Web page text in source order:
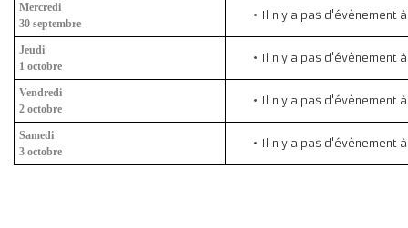
Mercredi
30 septembre
Il n'y a pas d'évènement
Jeudi
1 octobre
Il n'y a pas d'évènement
Vendredi
2 octobre
Il n'y a pas d'évènement
Samedi
3 octobre
Il n'y a pas d'évènement